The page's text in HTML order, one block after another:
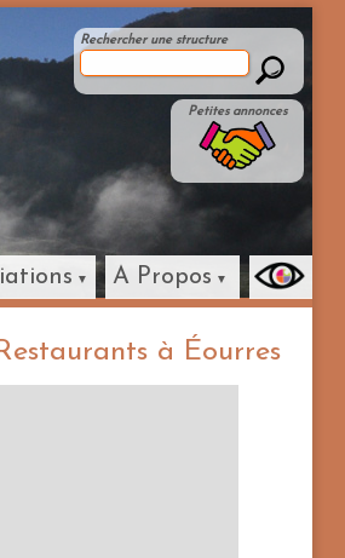
Rechercher une structure
Petites annonces
A Propos
à Éourres